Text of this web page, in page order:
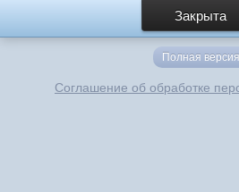
Закрыта
Полная версия
Соглашение об обработке